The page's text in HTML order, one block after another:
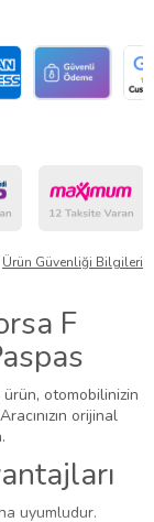
Ürün Güvenliği Bilgileri
F
otomobilinizin
orijinal
uyumludur.